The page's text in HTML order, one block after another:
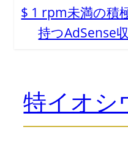
$ 1 rpm未満の積
持つAdSense
特イオシ